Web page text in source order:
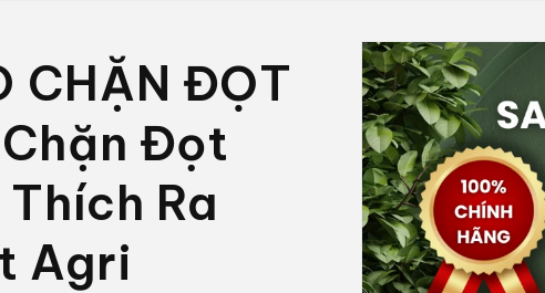
đến
thông
tin sản
phẩm
CHẶN ĐỌT
Đọt
Ra
Agri